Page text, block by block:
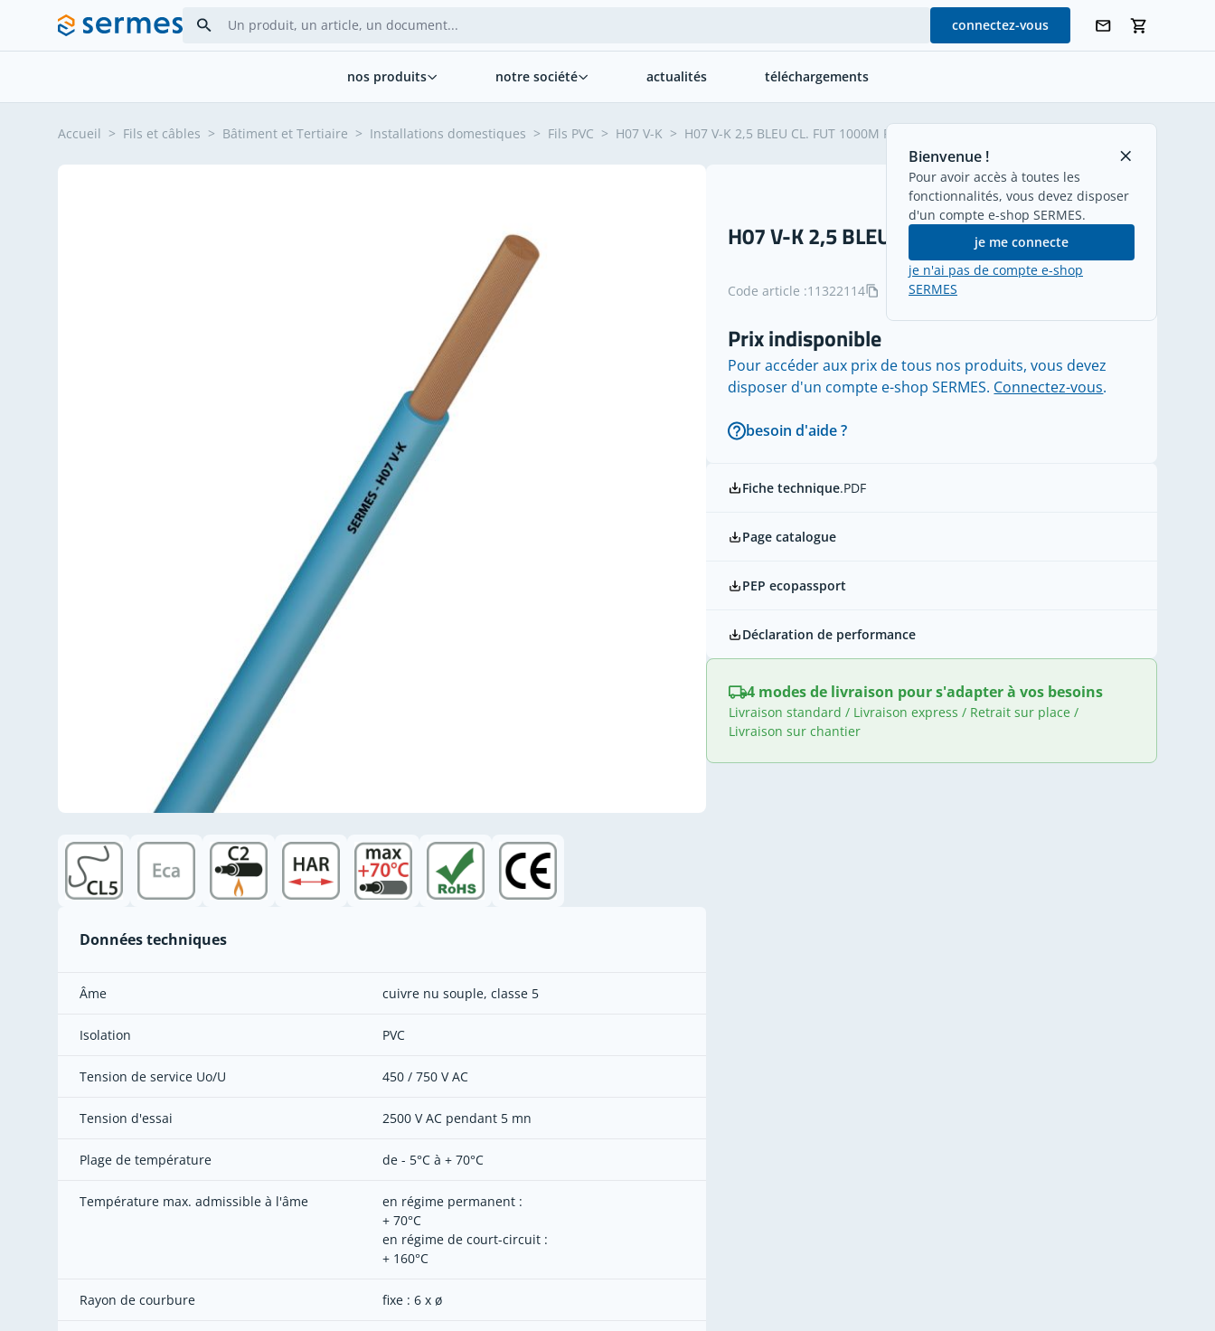
Allez au contenu
connectez-vous
Bienvenue !
Pour avoir accès à toutes les
fonctionnalités, vous devez disposer
d'un compte e-shop SERMES.
je me connecte
je n'ai pas de compte e-shop
SERMES
nos produits notre société actualités téléchargements
Accueil > Fils et câbles > Bâtiment et Tertiaire > Installations domestiques > Fils PVC > H07 V-K > H07 V-K 2,5 BLEU CL. FUT 1000M RAL 5012 retour
Données techniques
Âme cuivre nu souple, classe 5
Isolation PVC
Tension de service Uo/U 450 / 750 V AC
Tension d'essai 2500 V AC pendant 5 mn
Plage de température de - 5°C à + 70°C
Température max. admissible à l'âme
en régime permanent :
+ 70°C
en régime de court-circuit :
+ 160°C
Rayon de courbure fixe : 6 x ø
H07 V-K 2,5 BLEU CL. FUT 1000M RAL 5012
Code article :11322114
Prix indisponible
Pour accéder aux prix de tous nos produits, vous devez
disposer d'un compte e-shop SERMES. Connectez-vous.
besoin d'aide ?
Fiche technique.PDF
Page catalogue
PEP ecopassport
Déclaration de performance
4 modes de livraison pour s'adapter à vos besoins
Livraison standard / Livraison express / Retrait sur place /
Livraison sur chantier